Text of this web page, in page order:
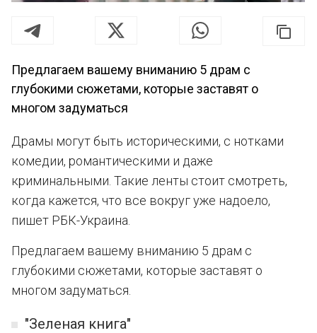
Предлагаем вашему вниманию 5 драм с
глубокими сюжетами, которые заставят о
многом задуматься
Драмы могут быть историческими, с нотками
комедии, романтическими и даже
криминальными. Такие ленты стоит смотреть,
когда кажется, что все вокруг уже надоело,
пишет РБК-Украина.
Предлагаем вашему вниманию 5 драм с
глубокими сюжетами, которые заставят о
многом задуматься.
"Зеленая книга"